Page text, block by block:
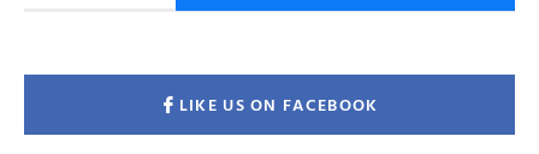
LIKE US ON FACEBOOK